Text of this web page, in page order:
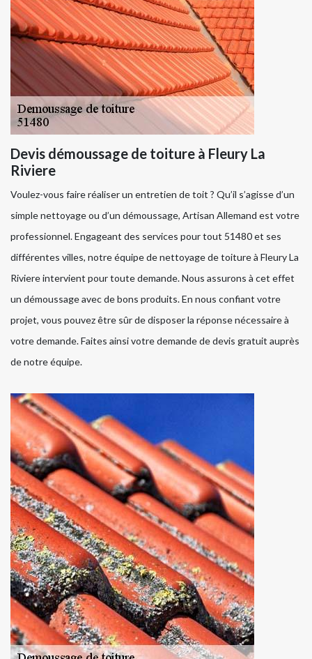
Devis démoussage de toiture à Fleury La
Riviere
Voulez-vous faire réaliser un entretien de toit ? Qu’il s’agisse d’un
simple nettoyage ou d’un démoussage, Artisan Allemand est votre
professionnel. Engageant des services pour tout 51480 et ses
différentes villes, notre équipe de nettoyage de toiture à Fleury La
Riviere intervient pour toute demande. Nous assurons à cet effet
un démoussage avec de bons produits. En nous confiant votre
projet, vous pouvez être sûr de disposer la réponse nécessaire à
votre demande. Faites ainsi votre demande de devis gratuit auprès
de notre équipe.